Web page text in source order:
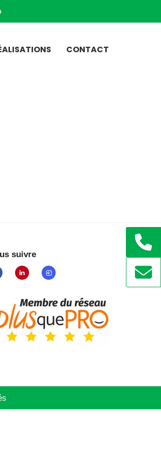
CONTACT
suivre